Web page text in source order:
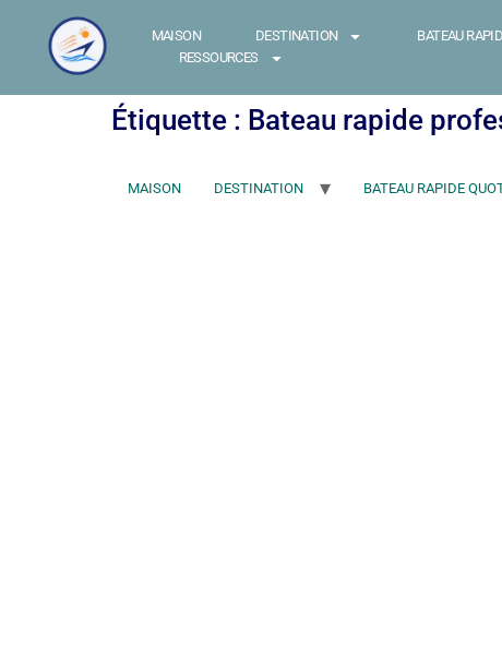
MAISON DESTINATION BATEAU
RESSOURCES
Étiquette : Bateau rapide
MAISON DESTINATION BATEAU RAPIDE